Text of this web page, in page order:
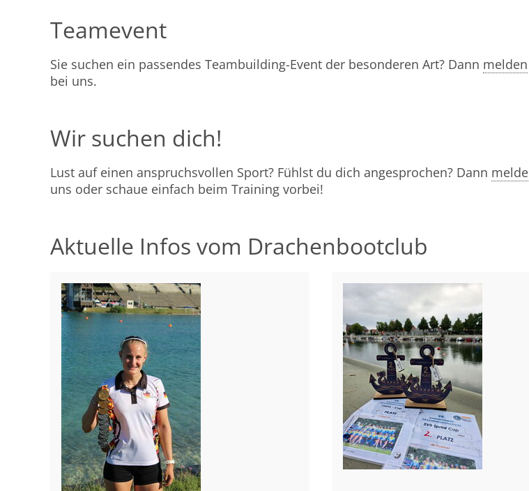
Teamevent
Sie suchen ein passendes Teambuilding-Event der besonderen Art? Dann melden
bei uns.
Wir suchen dich!
Lust auf einen anspruchsvollen Sport? Fühlst du dich angesprochen? Dann melde
uns oder schaue einfach beim Training vorbei!
Aktuelle Infos vom Drachenbootclub